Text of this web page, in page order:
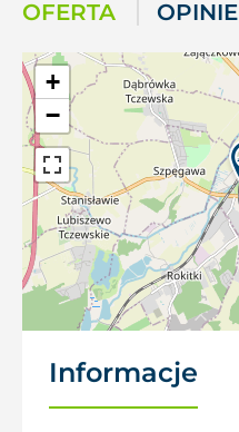
OFERTA OPINIE
+
−
Informacje